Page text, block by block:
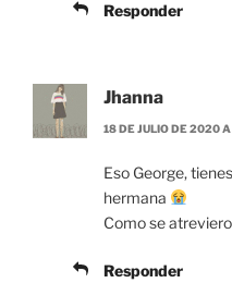
Responder
Jhanna
18 DE JULIO DE 2020
Eso George,
hermana
Como se
Responder